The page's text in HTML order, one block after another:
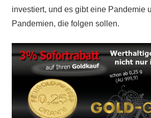
investiert, und es gibt eine Pandemie
Pandemien, die folgen sollen.